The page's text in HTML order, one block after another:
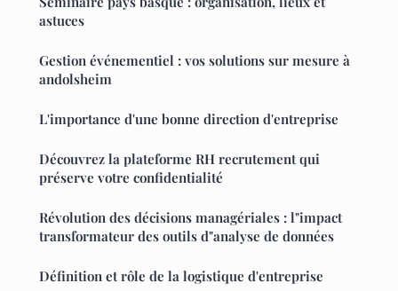
astuces
Gestion événementiel : vos solutions sur mesure à
andolsheim
L'importance d'une bonne direction d'entreprise
Découvrez la plateforme RH recrutement qui
préserve votre confidentialité
Révolution des décisions managériales : l"impact
transformateur des outils d"analyse de données
Définition et rôle de la logistique d'entreprise